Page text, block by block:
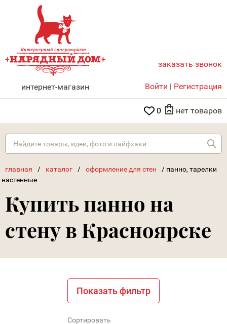
НАРЯДНЫЙ ДОМ
интернет-магазин
заказать звонок
Войти | Регистрация
0 нет товаров
главная / каталог / оформление для стен / панно, тарелки
настенные
Купить панно на
стену в Красноярске
Показать фильтр
Сортировать